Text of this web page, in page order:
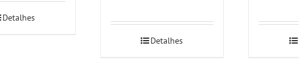
Detalhes
Detalhes